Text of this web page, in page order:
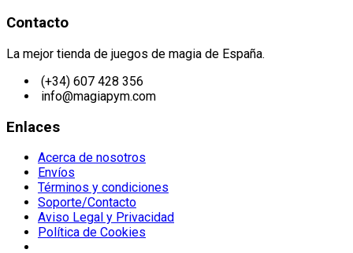
Contacto
La mejor tienda de juegos de magia de España.
(+34) 607 428 356
info@magiapym.com
Enlaces
Acerca de nosotros
Envíos
Términos y condiciones
Soporte/Contacto
Aviso Legal y Privacidad
Política de Cookies